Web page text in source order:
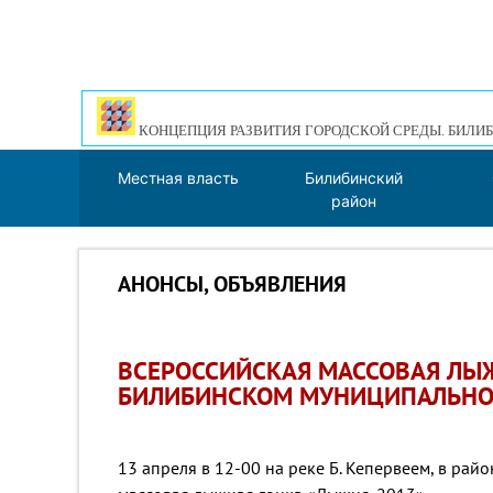
КОНЦЕПЦИЯ РАЗВИТИЯ ГОРОДСКОЙ СРЕДЫ.
Местная власть
Билибинский
район
АНОНСЫ, ОБЪЯВЛЕНИЯ
ВСЕРОССИЙСКАЯ МАССОВАЯ
БИЛИБИНСКОМ
13 апреля в 12-00 на реке Б. Кепервеем, в